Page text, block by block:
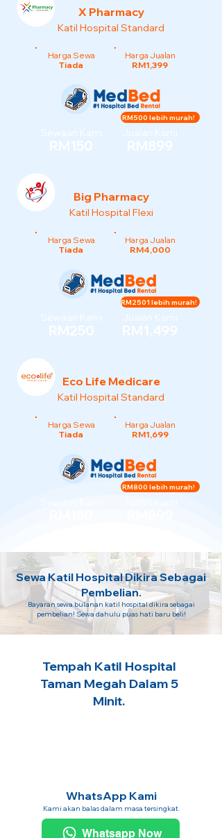
X Pharmacy
Katil Hospital Standard
Harga Sewa
Tiada
Harga Jualan
RM1,399
Sewaan Kami
RM150
Jualan Kami
RM899
RM500 lebih murah!
Big Pharmacy
Katil Hospital Flexi
Harga Sewa
Tiada
Harga Jualan
RM4,000
Sewaan Kami
RM250
Jualan Kami
RM1,499
RM2501 lebih murah!
Eco Life Medicare
Katil Hospital Standard
Harga Sewa
Tiada
Harga Jualan
RM1,699
RM800 lebih murah!
Sewa Katil Hospital Dikira Sebagai
Pembelian.
Bayaran sewa bulanan katil hospital dikira sebagai
pembelian! Sewa dahulu puas hati baru beli!
Tempah Katil Hospital
Taman Megah Dalam 5
Minit.
WhatsApp Kami
Kami akan balas dalam masa tersingkat.
Whatsapp Now